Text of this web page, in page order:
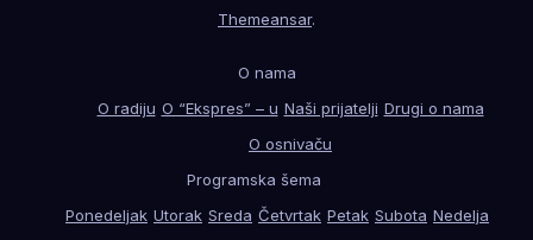
Themeansar.
O nama
O radiju O “Ekspres” – u Naši prijatelji Drugi o nama
O osnivaču
Programska šema
Ponedeljak Utorak Sreda Četvrtak Petak Subota Nedelja